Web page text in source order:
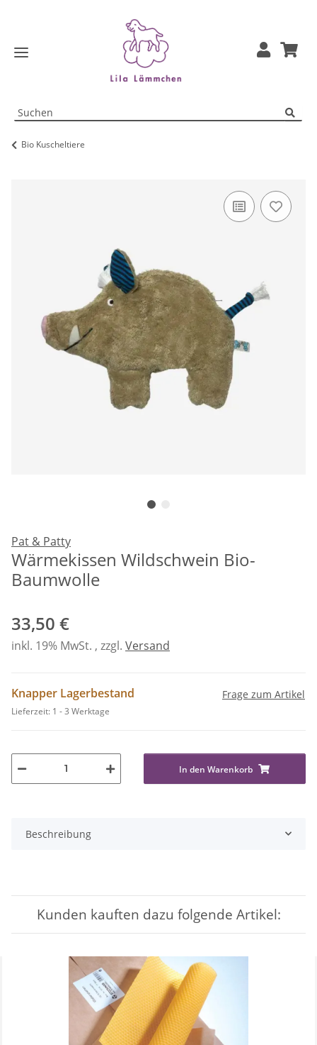
Bio Kuscheltiere
Pat & Patty
Wärmekissen Wildschwein Bio-
Baumwolle
33,50 €
inkl. 19% MwSt. , zzgl. Versand
Knapper Lagerbestand
Lieferzeit: 1 - 3 Werktage
Frage zum Artikel
In den Warenkorb
Beschreibung
Kunden kauften dazu folgende Artikel: